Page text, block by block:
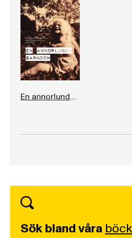
En annorlunda barndom
Sök bland våra